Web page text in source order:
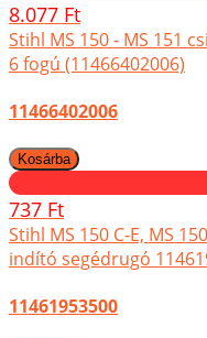
8.077 Ft
Stihl MS 150 - MS 151
6 fogú (11466402006)
11466402006
737 Ft
Stihl MS 150 C-E, MS
indító segédrugó
11461953500